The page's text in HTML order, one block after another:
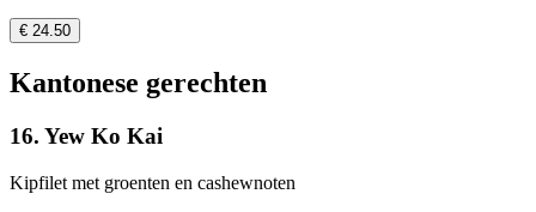
€ 24.50
Kantonese gerechten
16. Yew Ko Kai
Kipfilet met groenten en cashewnoten